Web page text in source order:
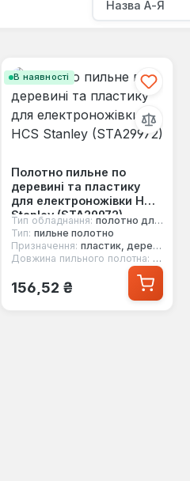
В наявності
Полотно пильне по
деревині та пластику
для електроножівки HCS
Stanley (STA29972)
Тип обладнання: полотно для електроножівки
Тип: пильне полотно
Призначення: пластик, деревина
Довжина пильного полотна: 134.9 мм
Звичайна ціна:
156,52 ₴